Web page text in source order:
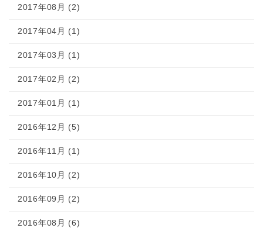
2017年08月 (2)
2017年04月 (1)
2017年03月 (1)
2017年02月 (2)
2017年01月 (1)
2016年12月 (5)
2016年11月 (1)
2016年10月 (2)
2016年09月 (2)
2016年08月 (6)